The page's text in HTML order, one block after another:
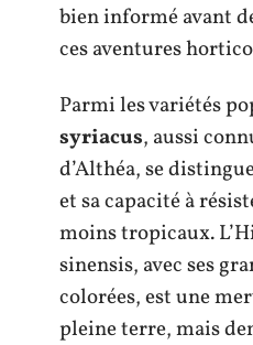
bien informé avant
ces aventures
Parmi les variétés
syriacus, aussi
d’Althéa, se
et sa capacité à
moins tropicaux.
sinensis, avec ses
colorées, est une
pleine terre, mais